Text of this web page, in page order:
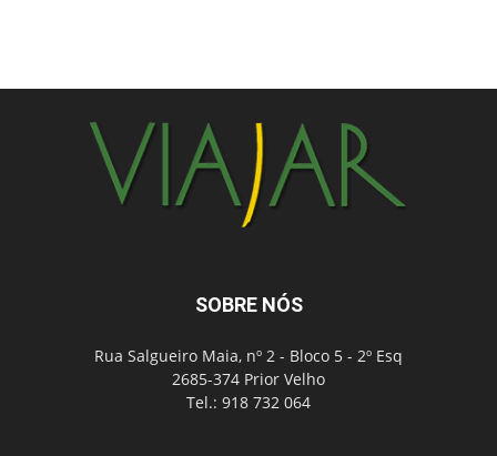
SOBRE NÓS
Rua Salgueiro Maia, nº 2 - Bloco 5 - 2º Esq
2685-374 Prior Velho
Tel.: 918 732 064